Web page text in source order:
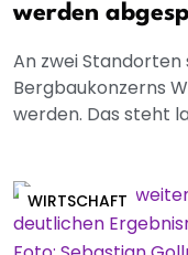
werden
An zwei Standorten
Bergbaukonzerns
werden. Das steht
WIRTSCHAFT